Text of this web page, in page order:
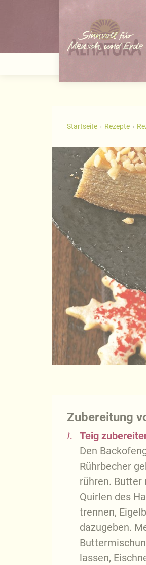
Startseite Rezepte
Zubereitung
1.
Teig
Den
Rührbecher
rühren. Butter
Quirlen des
trennen,
dazugeben.
lassen,